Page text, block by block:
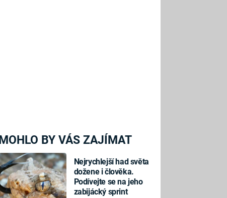
MOHLO BY VÁS ZAJÍMAT
Nejrychlejší had světa
dožene i člověka.
Podívejte se na jeho
zabijácký sprint